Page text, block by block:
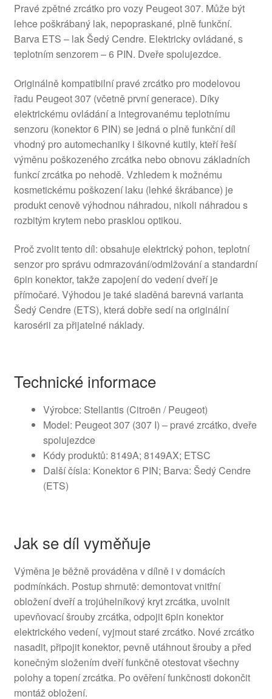
Pravé zpětné zrcátko pro vozy Peugeot 307. Může být
lehce poškrábaný lak, nepopraskané, plně funkční.
Barva ETS – lak Šedý Cendre. Elektricky ovládané, s
teplotním senzorem – 6 PIN. Dveře spolujezdce.
Originálně kompatibilní pravé zrcátko pro modelovou
řadu Peugeot 307 (včetně první generace). Díky
elektrickému ovládání a integrovanému teplotnímu
senzoru (konektor 6 PIN) se jedná o plně funkční díl
vhodný pro automechaniky i šikovné kutily, kteří řeší
výměnu poškozeného zrcátka nebo obnovu základních
funkcí zrcátka po nehodě. Vzhledem k možnému
kosmetickému poškození laku (lehké škrábance) je
produkt cenově výhodnou náhradou, nikoli náhradou s
rozbitým krytem nebo prasklou optikou.
Proč zvolit tento díl: obsahuje elektrický pohon, teplotní
senzor pro správu odmrazování/odmlžování a standardní
6pin konektor, takže zapojení do vedení dveří je
přímočaré. Výhodou je také sladěná barevná varianta
Šedý Cendre (ETS), která dobře sedí na originální
karosérii za přijatelné náklady.
Technické informace
Výrobce: Stellantis (Citroën / Peugeot)
Model: Peugeot 307 (307 I) – pravé zrcátko, dveře
spolujezdce
Kódy produktů: 8149A; 8149AX; ETSC
Další čísla: Konektor 6 PIN; Barva: Šedý Cendre
(ETS)
Jak se díl vyměňuje
Výměna je běžně prováděna v dílně i v domácích
podmínkách. Postup shrnutě: demontovat vnitřní
obložení dveří a trojúhelníkový kryt zrcátka, uvolnit
upevňovací šrouby zrcátka, odpojit 6pin konektor
elektrického vedení, vyjmout staré zrcátko. Nové zrcátko
nasadit, připojit konektor, pevně utáhnout šrouby a před
konečným složením dveří funkčně otestovat všechny
polohy a topení zrcátka. Po ověření funkčnosti dokončit
montáž obložení.